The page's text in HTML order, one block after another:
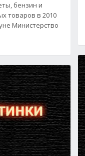
бензин и
товаров в 2010
Министерство